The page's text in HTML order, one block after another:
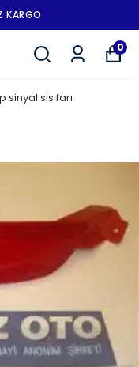
KARGO
0
sinyal sis farı